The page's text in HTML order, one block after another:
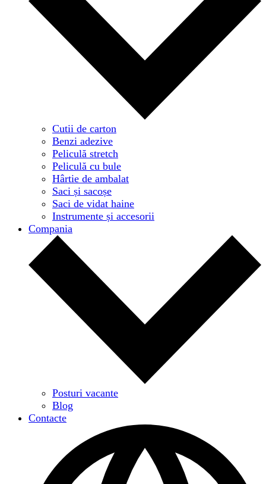
Cutii de carton
Benzi adezive
Peliculă stretch
Peliculă cu bule
Hârtie de ambalat
Saci și sacoșe
Saci de vidat haine
Instrumente și accesorii
Compania
Posturi vacante
Blog
Contacte